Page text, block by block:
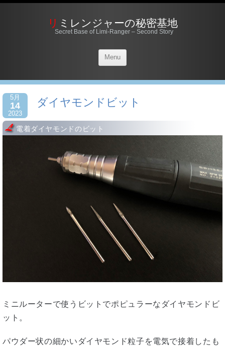
リミレンジャーの秘密基地
Secret Base of Limi-Ranger – Second Story
Menu
5月
14
2023
ダイヤモンドビット
電着ダイヤモンドのビット
ミニルーターで使うビットでポピュラーなダイヤモンドビ
ット。
パウダー状の細かいダイヤモンド粒子を電気で接着したも